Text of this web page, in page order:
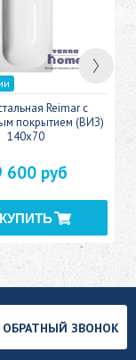
Reimar с
покрытием (ВИЗ)
140x70
600 руб
ОБРАТНЫЙ ЗВОНОК